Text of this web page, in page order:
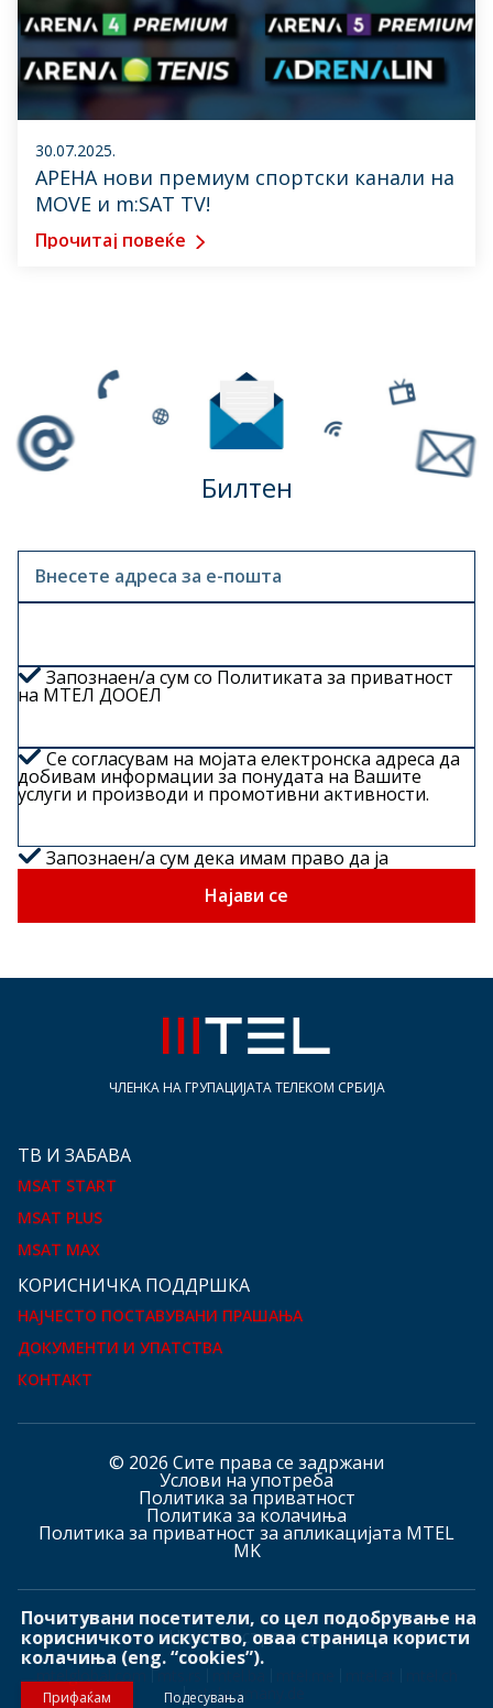
30.07.2025.
АРЕНА нови премиум спортски канали на
MOVE и m:SAT TV!
Прочитај повеќе
Билтен
Внесете адреса за е-пошта
Запознаен/а сум со Политиката за приватност
на МТЕЛ ДООЕЛ
Се согласувам на мојата електронска адреса да
добивам информации за понудата на Вашите
услуги и производи и промотивни активности.
Запознаен/а сум дека имам право да ја
повлечам оваа согласност во секое време, како и
дека согласноста е законита до нејзино
Најави се
ЧЛЕНКА НА ГРУПАЦИЈАТА ТЕЛЕКОМ СРБИЈА
ТВ И ЗАБАВА
MSAT START
MSAT PLUS
MSAT MAX
КOРИСНИЧКА ПОДДРШКА
НАЈЧЕСТО ПОСТАВУВАНИ ПРАШАЊА
ДОКУМЕНТИ И УПАТСТВА
КОНТАКТ
© 2026 Сите права се задржани
Услови на употреба
Политика за приватност
Политика за колачиња
Политика за приватност за апликацијата MTEL
MK
Hашите страници
mts.rs
mtelgermany.de
Почитувани посетители, со цел подобрување на
корисничкото искуство, оваа страница користи
колачиња (eng. “cookies”).
Прифаќам Подесувања